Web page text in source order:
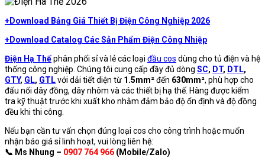
+Download Bảng Giá Thiết Bị Điện Công Nghiệp 2026
+Download Catalog Các Sản Phẩm Điện Công Nhiệp
Điện Hạ Thếphân phối sỉ và lẻ các loại đầu cos dùng cho tủ điện và hệ
thống công nghiệp. Chúng tôi cung cấp đầy đủ dòng SC, DT, DTL,
GTY, GL, GTLvới dải tiết diện từ 1.5mm²đến 630mm², phù hợp cho
đấu nối dây đồng, dây nhôm và các thiết bị hạ thế. Hàng được kiểm
tra kỹ thuật trước khi xuất kho nhằm đảm bảo độ ổn định và độ đồng
đều khi thi công.
Nếu bạn cần tư vấn chọn đúng loại cos cho công trình hoặc muốn
nhận báo giá sỉ linh hoạt, vui lòng liên hệ:
📞 Ms Nhung – 0907 764 966 (Mobile/Zalo)